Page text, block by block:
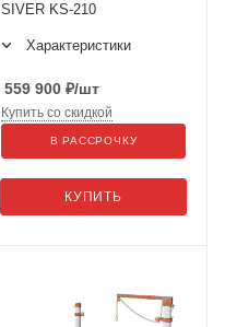
SIVER KS-210
Характеристики
559 900 ₽/шт
КУПИТЬ
Купить со скидкой
В РАССРОЧКУ